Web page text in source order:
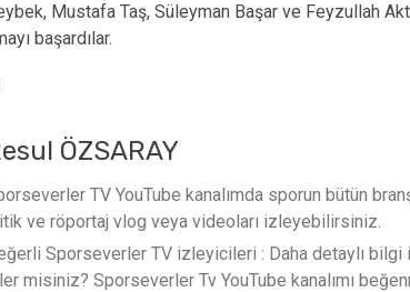
Mustafa Taş, Süleyman Başar ve Feyzullah
başardılar.
ÖZSARAY
TV YouTube kanalımda sporun bütün
ve röportaj vlog veya videoları izleyebilirsiniz.
Sporseverler TV izleyicileri : Daha detaylı bilgi
misiniz? Sporseverler Tv YouTube kanalımı